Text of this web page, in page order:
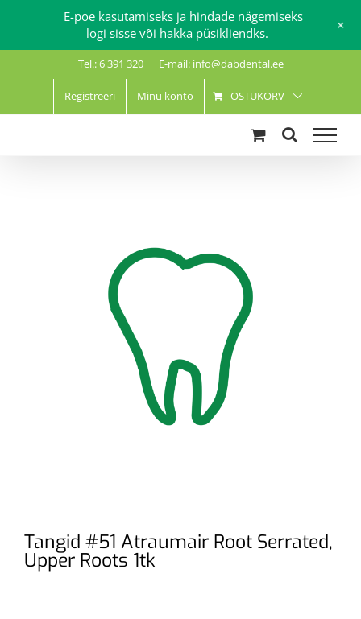
Tel.: 6 391 320 | E-mail: info@dabdental.ee
Registreeri Minu konto OSTUKORV
Tangid #51 Atraumair Root Serrated,
Upper Roots 1tk
E-poe kasutamiseks ja hindade nägemiseks
logi sisse või hakka püsikliendks.
+